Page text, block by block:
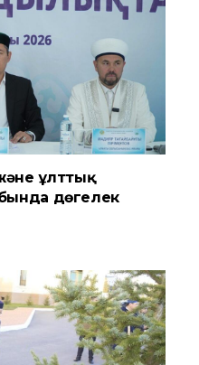
ұлттық
дөңгелек